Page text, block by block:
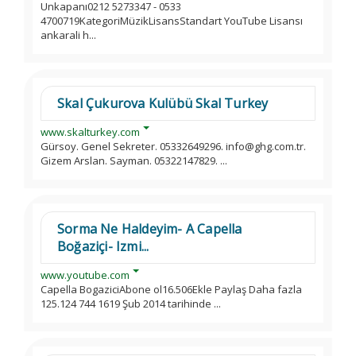
Unkapanı0212 5273347 - 0533
4700719KategoriMüzikLisansStandart YouTube Lisansı
ankarali h...
Skal Çukurova Kulübü Skal Turkey
www.skalturkey.com
Gürsoy. Genel Sekreter. 05332649296. info@ghg.com.tr.
Gizem Arslan. Sayman. 05322147829. ...
Sorma Ne Haldeyim- A Capella
Boğaziçi- Izmi...
www.youtube.com
Capella BogaziciAbone ol16.506Ekle Paylaş Daha fazla
125.124 744 1619 Şub 2014 tarihinde ...